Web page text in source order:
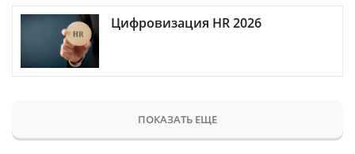
Цифровизация HR 2026
ПОКАЗАТЬ ЕЩЕ